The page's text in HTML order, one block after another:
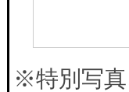
※特別写真